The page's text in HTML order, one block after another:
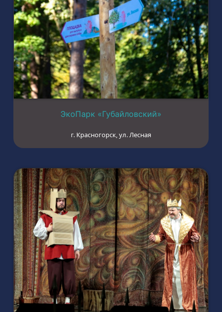
ЭкоПарк «Губайловский»
г. Красногорск, ул. Лесная